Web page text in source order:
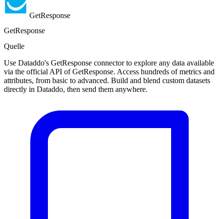
GetResponse
GetResponse
Quelle
Use Dataddo's GetResponse connector to explore any data available
via the official API of GetResponse. Access hundreds of metrics and
attributes, from basic to advanced. Build and blend custom datasets
directly in Dataddo, then send them anywhere.